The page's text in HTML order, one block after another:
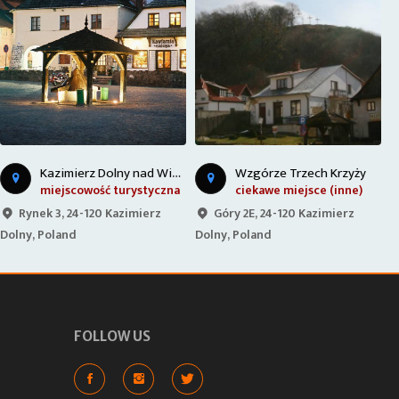
Wzgórze Trzech Krzyży
ciekawe miejsce (inne)
Góry 2E, 24-120 Kazimierz
Dolny, Poland
Iłki - Młyn Wodny
ciekawe miejsce (inne)
Celejów 82, 24-160 Celejów,
Poland
FOLLOW US